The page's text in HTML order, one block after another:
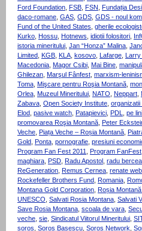
Ford Foundation, FSB, FSN, Fundația
daco-romane, GAS, GDS, GDS - noul
Fund of the United States, gherile
Kurko, Hossu, Hotnews, idiotii folositori,
istoria mineritului, Jan “Honza” Malina,
Limited, KGB, KLA, kosovo, Lafarge,
Macedonia, Magor Csibi, Mai Bine,
Ghilezan, Marşul Fânfest, marxism-
Toma, Mişcare pentru Roşia Montană,
Orlea, Muzeul Mineritului, NATO, Neppart,
Zabava, Open Society Institute, organizatii
Elod, pasive watch, Patapievici, PDL, pe
promovarea Roşia Montană, Peter
Veche, Piața Veche – Roșia Montană,
Gold, Ponta, pornografie, presiuni
Program Fan Fest 2011, Program FanFest
maghiara, PSD, Radu Apostol , radu
ReGeneration, Remus Cernea, renate
Rockefeller Brothers Fund, Romania,
Montana Gold Corporation, Roșia
UNESCO, Salvati Rosia Montana, Salvati
Save Rosia Montana, scoala de vara,
veche, sie, Sindicatul Viitorul Mineritului,
soros, Soros Basescu, Soros Network,